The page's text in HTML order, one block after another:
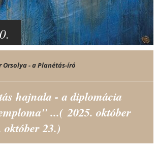
Orsolya - a Planétás-író
hajnala - a diplomácia
...( 2025. október
október 23.)